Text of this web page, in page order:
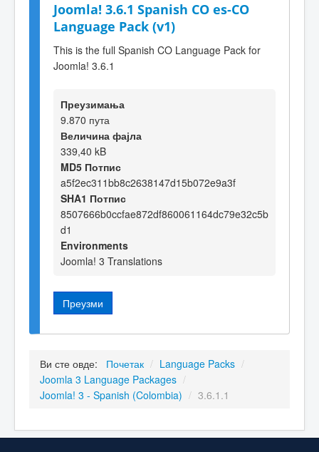
Joomla! 3.6.1 Spanish CO es-CO
Language Pack (v1)
This is the full Spanish CO Language Pack for
Joomla! 3.6.1
Преузимања
9.870 пута
Величина фајла
339,40 kB
MD5 Потпис
a5f2ec311bb8c2638147d15b072e9a3f
SHA1 Потпис
8507666b0ccfae872df860061164dc79e32c5b
d1
Environments
Joomla! 3 Translations
Преузми
Ви сте овде: Почетак / Language Packs /
Joomla 3 Language Packages /
Joomla! 3 - Spanish (Colombia) / 3.6.1.1